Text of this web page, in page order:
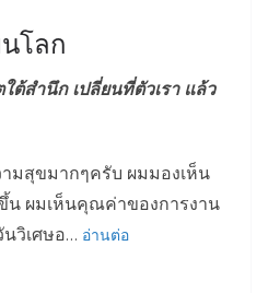
โลก
ใต้สำนึก เปลี่ยนที่ตัวเรา แล้ว
มสุขมากๆครับ ผมมองเห็น
ผมเห็นคุณค่าของการงาน
วิเศษอ… อ่านต่อ